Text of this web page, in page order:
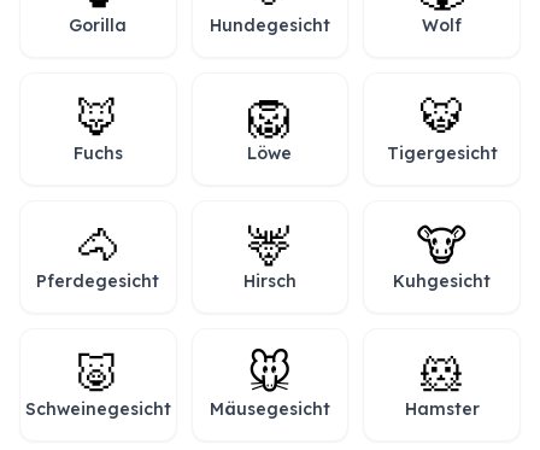
Gorilla Hundegesicht Wolf
🦊
Fuchs
🦁
Löwe
🐯
Tigergesicht
🐴
Pferdegesicht
🦌
Hirsch
🐮
Kuhgesicht
🐷
Schweinegesicht
🐭
Mäusegesicht
🐹
Hamster